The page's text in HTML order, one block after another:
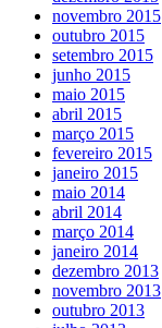
novembro 2015
outubro 2015
setembro 2015
junho 2015
maio 2015
abril 2015
março 2015
fevereiro 2015
janeiro 2015
maio 2014
abril 2014
março 2014
janeiro 2014
dezembro 2013
novembro 2013
outubro 2013